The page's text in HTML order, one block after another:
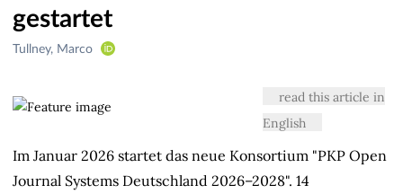
gestartet
Creators
Tullney, Marco
read this article in
English
Im Januar 2026 startet das neue Konsortium "PKP Open
Journal Systems Deutschland 2026–2028". 14